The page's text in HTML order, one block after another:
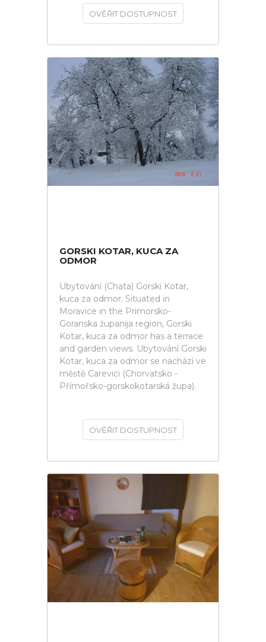
OVĚŘIT DOSTUPNOST
GORSKI KOTAR, KUCA ZA
ODMOR
Ubytování (Chata) Gorski Kotar,
kuca za odmor. Situated in
Moravice in the Primorsko-
Goranska županija region, Gorski
Kotar, kuca za odmor has a terrace
and garden views. Ubytování Gorski
Kotar, kuca za odmor se nachází ve
městě Carevići (Chorvatsko -
Přímořsko-gorskokotarská župa).
OVĚŘIT DOSTUPNOST